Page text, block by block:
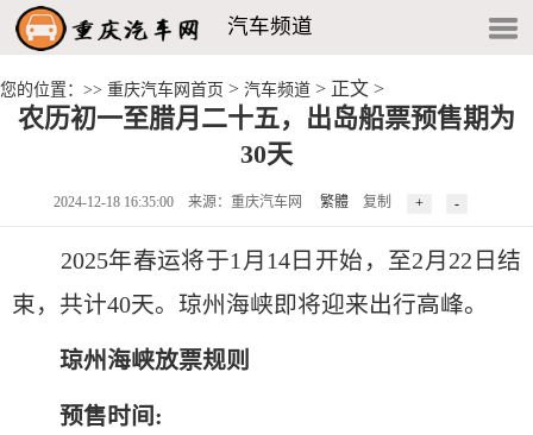
汽车频道
您的位置：>> 重庆汽车网首页 > 汽车频道 > 正文 >
农历初一至腊月二十五，出岛船票预售期为
30天
2024-12-18 16:35:00 来源：重庆汽车网 繁體 复制
2025年春运将于1月14日开始，至2月22日结
束，共计40天。琼州海峡即将迎来出行高峰。
琼州海峡放票规则
预售时间: